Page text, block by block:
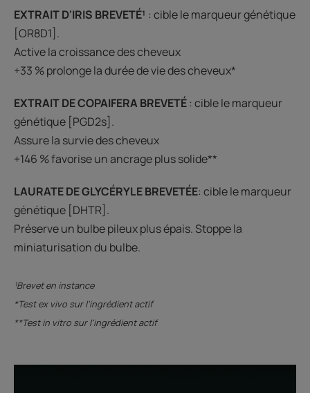
EXTRAIT D'IRIS BREVETÉ¹ : cible le marqueur génétique
[OR8D1].
Active la croissance des cheveux
+33 % prolonge la durée de vie des cheveux*
EXTRAIT DE COPAIFERA BREVETÉ: cible le marqueur
génétique [PGD2s].
Assure la survie des cheveux
+146 % favorise un ancrage plus solide**
LAURATE DE GLYCÉRYLE BREVETÉE: cible le marqueur
génétique [DHTR].
Préserve un bulbe pileux plus épais. Stoppe la
miniaturisation du bulbe.
¹Brevet en instance
*Test ex vivo sur l'ingrédient actif
**Test in vitro sur l'ingrédient actif